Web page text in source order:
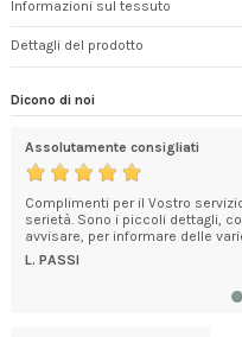
Informazioni sul tessuto
Dettagli del prodotto
Dicono di noi
Assolutamente consigliati
Complimenti per il Vostro
serietà. Sono i piccoli dettagli,
avvisare, per informare delle
L. PASSI